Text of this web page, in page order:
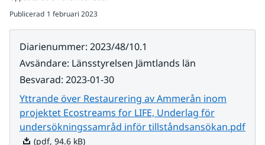
Publicerad 1 februari 2023
Diarienummer: 2023/48/10.1
Avsändare: Länsstyrelsen Jämtlands län
Besvarad: 2023-01-30
Yttrande över Restaurering av Ammerån inom
projektet Ecostreams for LIFE, Underlag för
undersökningssamråd inför tillståndsansökan.pdfPdf,
(pdf, 94.6 kB)